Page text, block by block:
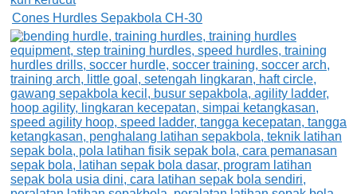
Cones Hurdles Sepakbola CH-30